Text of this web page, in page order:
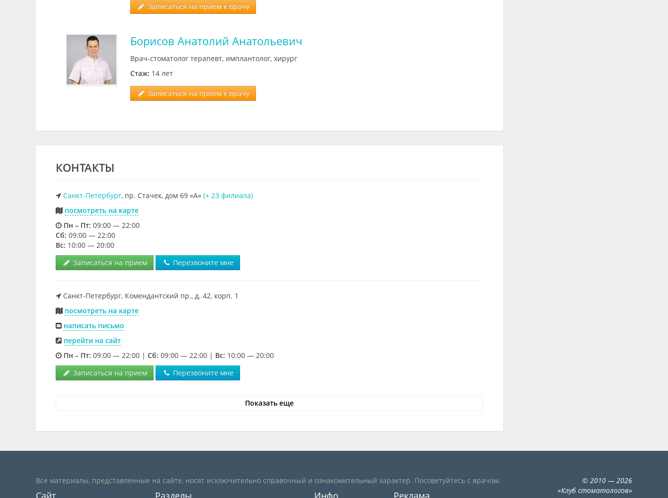
Записаться на прием к врачу
Борисов Анатолий Анатольевич
Врач-стоматолог терапевт, имплантолог, хирург
Стаж: 14 лет
Записаться на прием к врачу
КОНТАКТЫ
Санкт-Петербург, пр. Стачек, дом 69 «А» (+ 23 филиала)
посмотреть на карте
Пн – Пт: 09:00 — 22:00
Cб: 09:00 — 22:00
Вс: 10:00 — 20:00
Записаться на прием
Перезвоните мне
Санкт-Петербург, Комендантский пр., д. 42, корп. 1
посмотреть на карте
написать письмо
перейти на сайт
Пн – Пт: 09:00 — 22:00 | Cб: 09:00 — 22:00 | Вс: 10:00 — 20:00
Записаться на прием
Перезвоните мне
Показать еще
Все материалы, представленные на сайте, носят исключительно справочный и ознакомительный характер. Посоветуйтесь с врачом.
Сайт Разделы Инфо Реклама
© 2010 — 2026
«Клуб стоматологов»